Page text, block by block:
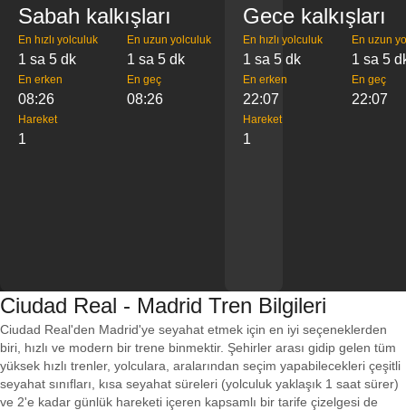
Sabah kalkışları
En hızlı yolculuk
1 sa 5 dk
En uzun yolculuk
1 sa 5 dk
En erken
08:26
En geç
08:26
Hareket
1
Gece kalkışları
En hızlı yolculuk
1 sa 5 dk
En uzun
1 sa 5
En erken
22:07
En geç
22:07
Hareket
1
Ciudad Real - Madrid Tren Bilgileri
Ciudad Real'den Madrid'ye seyahat etmek için en iyi seçeneklerden
biri, hızlı ve modern bir trene binmektir. Şehirler arası gidip gelen tüm
yüksek hızlı trenler, yolculara, aralarından seçim yapabilecekleri çeşitli
seyahat sınıfları, kısa seyahat süreleri (yolculuk yaklaşık 1 saat sürer)
ve 2'e kadar günlük hareketi içeren kapsamlı bir tarife çizelgesi de